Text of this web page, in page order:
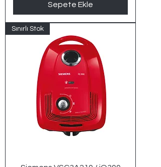
Sepete Ekle
Sınırlı Stok